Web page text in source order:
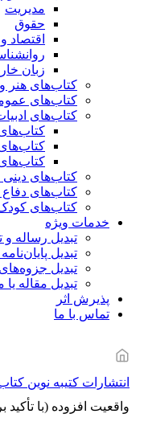
مدیریت
حقوق
اقتصاد
زبان
کتاب‌های هنر
کتاب‌های
کتاب‌های
کتاب‌های
کتاب‌های
کتاب‌های
خدمات ویژه
تبدیل رساله و
تبدیل
تبدیل
تبدیل مقاله
پذیرش اثر
تماس با ما
انتشارات کتیبه نوین
واقعیت افزوده (با